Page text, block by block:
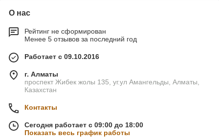
О нас
Рейтинг не сформирован
Менее 5 отзывов за последний год
Работает с 09.10.2016
г. Алматы
проспект Жибек жолы 135, уг.ул Амангельды, Алматы,
Казахстан
Контакты
Сегодня работает с 09:00 до 18:00
Показать весь график работы